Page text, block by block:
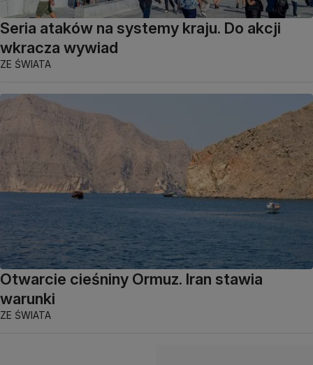
Seria ataków na systemy kraju. Do akcji
wkracza wywiad
ZE ŚWIATA
Otwarcie cieśniny Ormuz. Iran stawia
warunki
ZE ŚWIATA